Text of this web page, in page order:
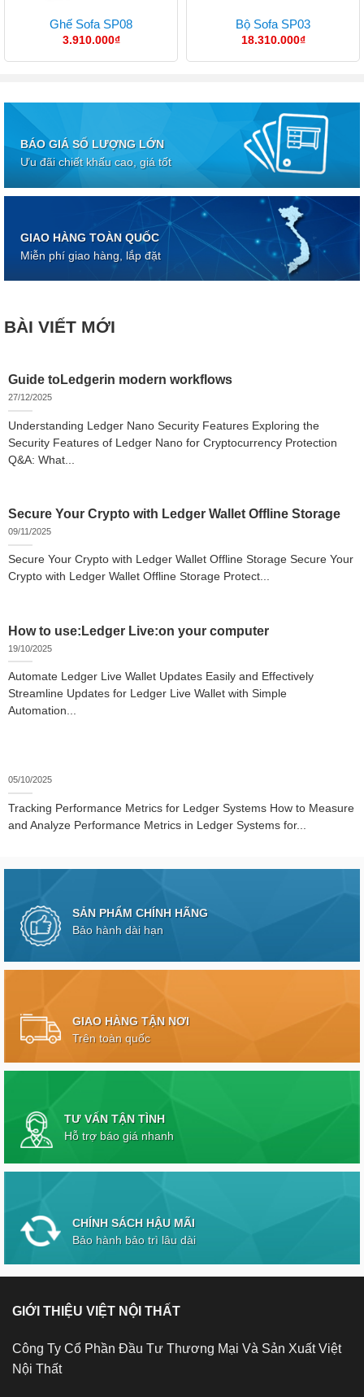
Ghế Sofa SP08
3.910.000₫
Bộ Sofa SP03
18.310.000₫
BÁO GIÁ SỐ LƯỢNG LỚN
Ưu đãi chiết khấu cao, giá tốt
GIAO HÀNG TOÀN QUỐC
Miễn phí giao hàng, lắp đặt
BÀI VIẾT MỚI
Guide toLedgerin modern workflows
27/12/2025
Understanding Ledger Nano Security Features Exploring the
Security Features of Ledger Nano for Cryptocurrency Protection
Q&A: What...
Secure Your Crypto with Ledger Wallet Offline Storage
09/11/2025
Secure Your Crypto with Ledger Wallet Offline Storage Secure Your
Crypto with Ledger Wallet Offline Storage Protect...
How to use:Ledger Live:on your computer
19/10/2025
Automate Ledger Live Wallet Updates Easily and Effectively
Streamline Updates for Ledger Live Wallet with Simple
Automation...
05/10/2025
Tracking Performance Metrics for Ledger Systems How to Measure
and Analyze Performance Metrics in Ledger Systems for...
SẢN PHẨM CHÍNH HÃNG
Bảo hành dài hạn
GIAO HÀNG TẬN NƠI
Trên toàn quốc
TƯ VẤN TẬN TÌNH
Hỗ trợ báo giá nhanh
CHÍNH SÁCH HẬU MÃI
Bảo hành bảo trì lâu dài
GIỚI THIỆU VIỆT NỘI THẤT
Công Ty Cổ Phần Đầu Tư Thương Mại Và Sản Xuất Việt
Nội Thất